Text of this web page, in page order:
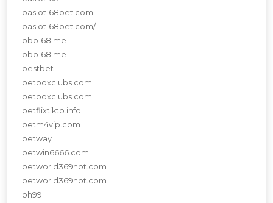
baslot168bet.com
baslot168bet.com/
bbp168.me
bbp168.me
bestbet
betboxclubs.com
betboxclubs.com
betflixtikto.info
betm4vip.com
betway
betwin6666.com
betworld369hot.com
betworld369hot.com
bh99